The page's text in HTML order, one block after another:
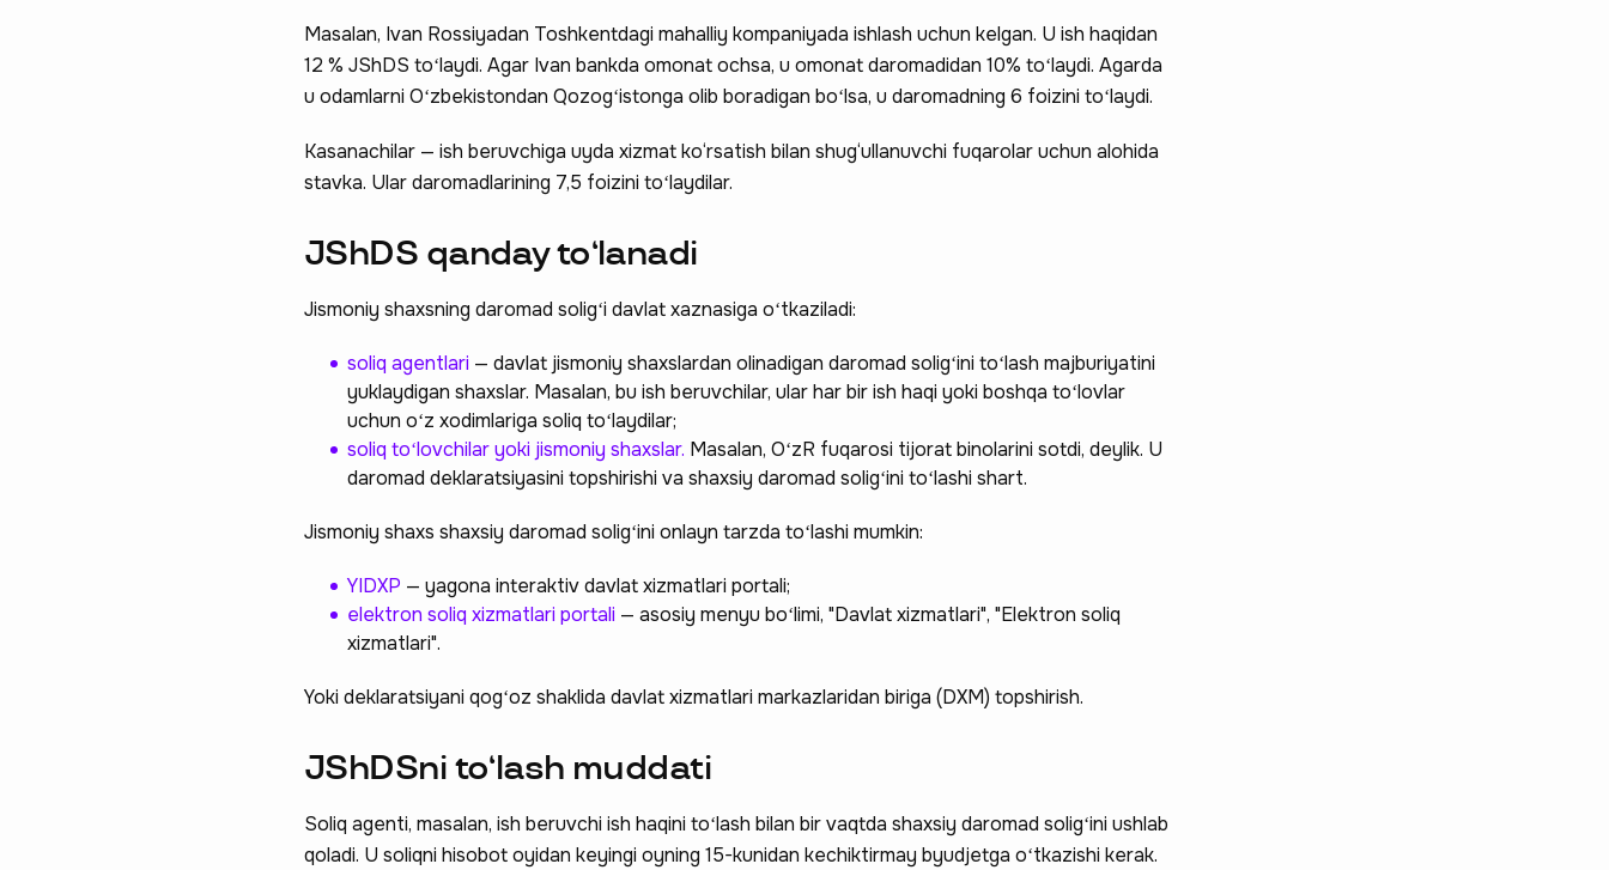
Masalan, Ivan Rossiyadan Toshkentdagi mahalliy kompaniyada ishlash uchun kelgan. U ish haqidan
12 % JShDS toʻlaydi. Agar Ivan bankda omonat ochsa, u omonat daromadidan 10% toʻlaydi. Agarda
u odamlarni Oʻzbekistondan Qozogʻistonga olib boradigan boʻlsa, u daromadning 6 foizini toʻlaydi.
Kasanachilar — ish beruvchiga uyda xizmat ko‘rsatish bilan shug‘ullanuvchi fuqarolar uchun alohida
stavka. Ular daromadlarining 7,5 foizini toʻlaydilar.
JShDS qanday toʻlanadi
Jismoniy shaxsning daromad soligʻi davlat xaznasiga oʻtkaziladi:
soliq agentlari — davlat jismoniy shaxslardan olinadigan daromad soligʻini toʻlash majburiyatini
yuklaydigan shaxslar. Masalan, bu ish beruvchilar, ular har bir ish haqi yoki boshqa toʻlovlar
uchun oʻz xodimlariga soliq toʻlaydilar;
soliq toʻlovchilar yoki jismoniy shaxslar. Masalan, OʻzR fuqarosi tijorat binolarini sotdi, deylik. U
daromad deklaratsiyasini topshirishi va shaxsiy daromad soligʻini toʻlashi shart.
Jismoniy shaxs shaxsiy daromad soligʻini onlayn tarzda toʻlashi mumkin:
YIDXP — yagona interaktiv davlat xizmatlari portali;
elektron soliq xizmatlari portali — asosiy menyu boʻlimi, "Davlat xizmatlari", "Elektron soliq
xizmatlari".
Yoki deklaratsiyani qogʻoz shaklida davlat xizmatlari markazlaridan biriga (DXM) topshirish.
JShDSni toʻlash muddati
Soliq agenti, masalan, ish beruvchi ish haqini toʻlash bilan bir vaqtda shaxsiy daromad soligʻini ushlab
qoladi. U soliqni hisobot oyidan keyingi oyning 15-kunidan kechiktirmay byudjetga oʻtkazishi kerak.